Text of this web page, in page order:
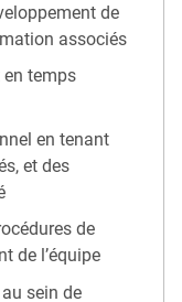
de
associés
en temps
en tenant
et des
de
de l’équipe
sein de